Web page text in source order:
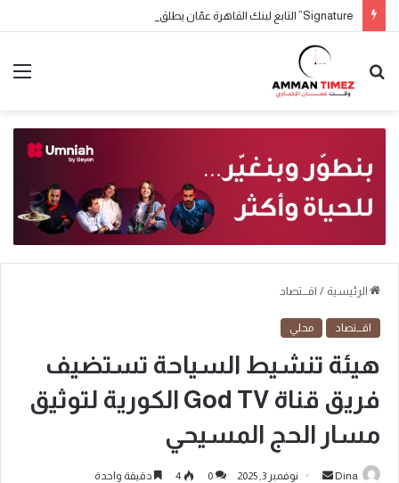
الرئيسية / اقـــتصاد
اقـــتصاد محلي
هيئة تنشيط السياحة تستضيف
فريق قناة God TV الكورية لتوثيق
مسار الحج المسيحي
Dina نوفمبر 3, 2025 0
4 دقيقة واحدة